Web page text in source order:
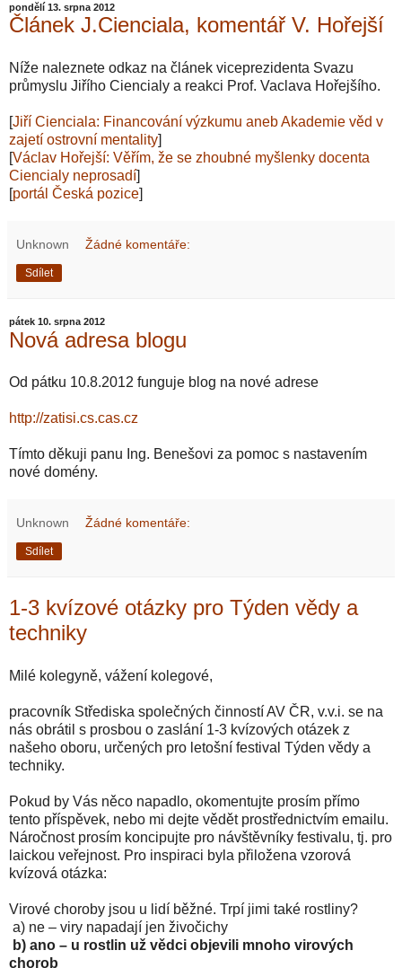
pondělí 13. srpna 2012
Článek J.Cienciala, komentář V. Hořejší
Níže naleznete odkaz na článek viceprezidenta Svazu
průmyslu Jiřího Ciencialy a reakci Prof. Vaclava Hořejšího.
[Jiří Cienciala: Financování výzkumu aneb Akademie věd v
zajetí ostrovní mentality]
[Václav Hořejší: Věřím, že se zhoubné myšlenky docenta
Ciencialy neprosadí]
[portál Česká pozice]
Unknown Žádné komentáře:
Sdílet
pátek 10. srpna 2012
Nová adresa blogu
Od pátku 10.8.2012 funguje blog na nové adrese
http://zatisi.cs.cas.cz
Tímto děkuji panu Ing. Benešovi za pomoc s nastavením
nové domény.
Unknown Žádné komentáře:
Sdílet
1-3 kvízové otázky pro Týden vědy a
techniky
Milé kolegyně, vážení kolegové,
pracovník Střediska společných činností AV ČR, v.v.i. se na
nás obrátil s prosbou o zaslání 1-3 kvízových otázek z
našeho oboru, určených pro letošní festival Týden vědy a
techniky.
Pokud by Vás něco napadlo, okomentujte prosím přímo
tento příspěvek, nebo mi dejte vědět prostřednictvím emailu.
Náročnost prosím koncipujte pro návštěvníky festivalu, tj. pro
laickou veřejnost. Pro inspiraci byla přiložena vzorová
kvízová otázka:
Virové choroby jsou u lidí běžné. Trpí jimi také rostliny?
a) ne – viry napadají jen živočichy
b) ano – u rostlin už vědci objevili mnoho virových
chorob